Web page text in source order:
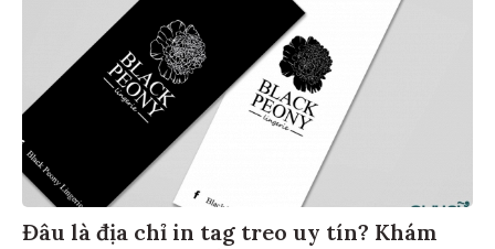
Đâu là địa chỉ in tag treo uy tín? Khám